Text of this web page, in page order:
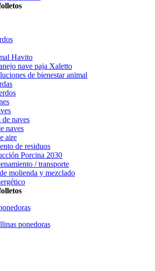
Havito
nave paja Xaletto
de bienestar animal
naves
naves
aire
de residuos
Porcina 2030
/ transporte
molienda y mezclado
ponedoras